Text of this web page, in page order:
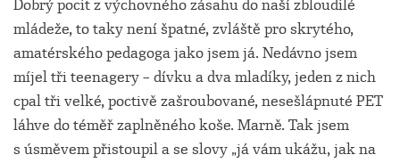
Dobrý pocit z výchovného zásahu do naší zbloudilé
mládeže, to taky není špatné, zvláště pro skrytého,
amatérského pedagoga jako jsem já. Nedávno jsem
míjel tři teenagery – dívku a dva mladíky, jeden z nich
cpal tři velké, poctivě zašroubované, nesešlápnuté PET
láhve do téměř zaplněného koše. Marně. Tak jsem
s úsměvem přistoupil a se slovy „já vám ukážu, jak na